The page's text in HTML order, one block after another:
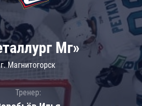
Мг»
г. Магнитогорск
Тренер: